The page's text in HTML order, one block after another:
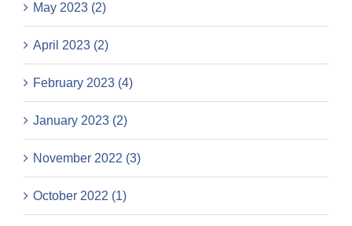
May 2023 (2)
April 2023 (2)
February 2023 (4)
January 2023 (2)
November 2022 (3)
October 2022 (1)